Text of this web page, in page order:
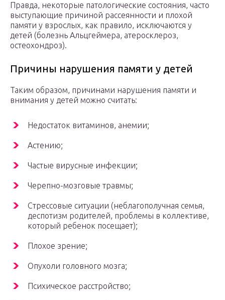
Правда, некоторые патологические состояния, часто
выступающие причиной рассеянности и плохой
памяти у взрослых, как правило, исключаются у
детей (болезнь Альцгеймера, атеросклероз,
остеохондроз).
Причины нарушения памяти у детей
Таким образом, причинами нарушения памяти и
внимания у детей можно считать:
Недостаток витаминов, анемии;
Астению;
Частые вирусные инфекции;
Черепно-мозговые травмы;
Стрессовые ситуации (неблагополучная семья,
деспотизм родителей, проблемы в коллективе,
который ребенок посещает);
Плохое зрение;
Опухоли головного мозга;
Психическое расстройство;